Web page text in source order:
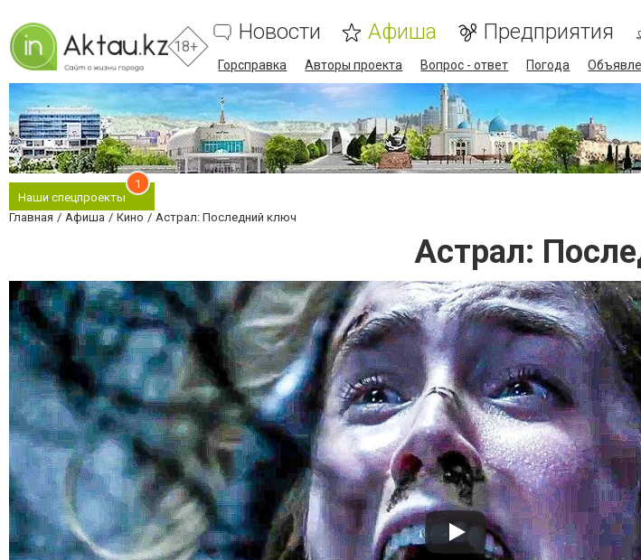
18+
Новости Афиша Предприятия
Горсправка Авторы проекта Вопрос - ответ Погода
Наши спецпроекты
1
Главная Афиша Кино Астрал: Последний ключ
Астрал: